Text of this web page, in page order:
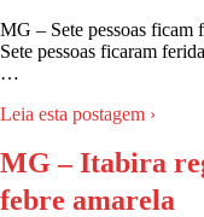
MG – Sete pessoas ficam
Sete pessoas ficaram
…
Leia esta postagem ›
MG – Itabira
febre amarela